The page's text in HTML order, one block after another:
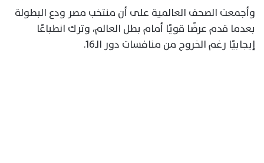
وأجمعت الصحف العالمية على أن منتخب مصر ودع البطولة
بعدما قدم عرضًا قويًا أمام بطل العالم، وترك انطباعًا
إيجابيًا رغم الخروج من منافسات دور الـ16.